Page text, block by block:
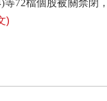
72檔個股被關禁閉
)